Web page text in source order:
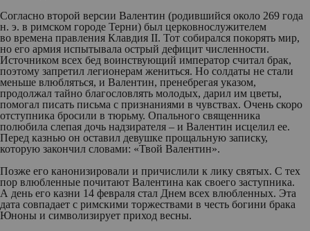
Согласно второй версии Валентин (родившийся около 269 года
н. э. в римском городе Терни) был церковно­служителем
во времена правления Клавдия II. Тот собирался покорять мир,
но его армия испытывала острый дефицит численности.
Источником всех бед воинствующий император считал брак,
поэтому запретил легионерам жениться. Но солдаты не стали
меньше влюбляться, и Валентин, пренебрегая указом,
продолжал тайно благословлять молодых, дарил им цветы,
помогал писать письма с признаниями в чувствах. Очень скоро
отступника бросили в тюрьму. Опального священника
полюбила слепая дочь надзирателя – и Валентин исцелил ее.
Перед казнью он оставил девушке прощальную записку,
которую закончил словами: «Твой Валентин».
Позже его канонизировали и причислили к лику святых. С тех
пор влюбленные почитают Валентина как своего заступника.
А день его казни 14 февраля стал Днем всех влюбленных. Эта
дата совпадает с римскими торжествами в честь богини брака
Юноны и символизирует приход весны.